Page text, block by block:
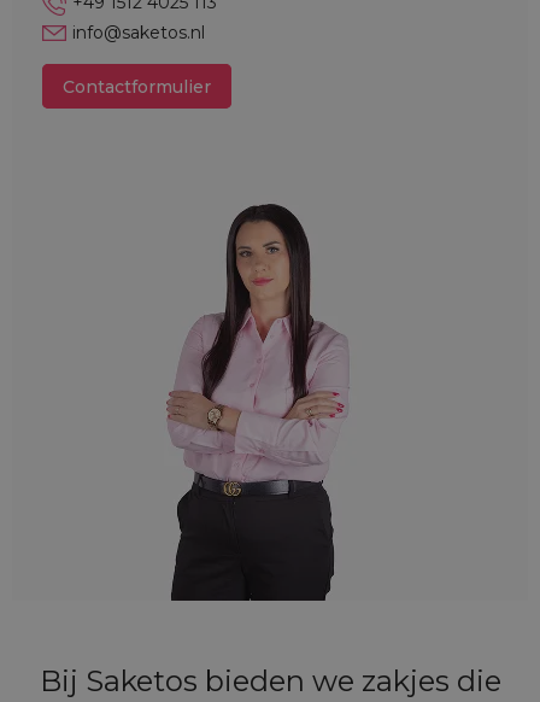
info@saketos.nl
Contactformulier
Bij Saketos bieden we zakjes die